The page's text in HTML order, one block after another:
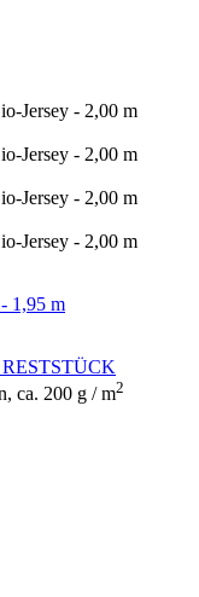
RESTSTÜCK
ca. 200 g / m2